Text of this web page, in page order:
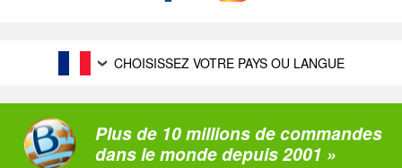
CHOISISSEZ VOTRE PAYS OU LANGUE
Plus de 10 millions de commandes
dans le monde depuis 2001 »